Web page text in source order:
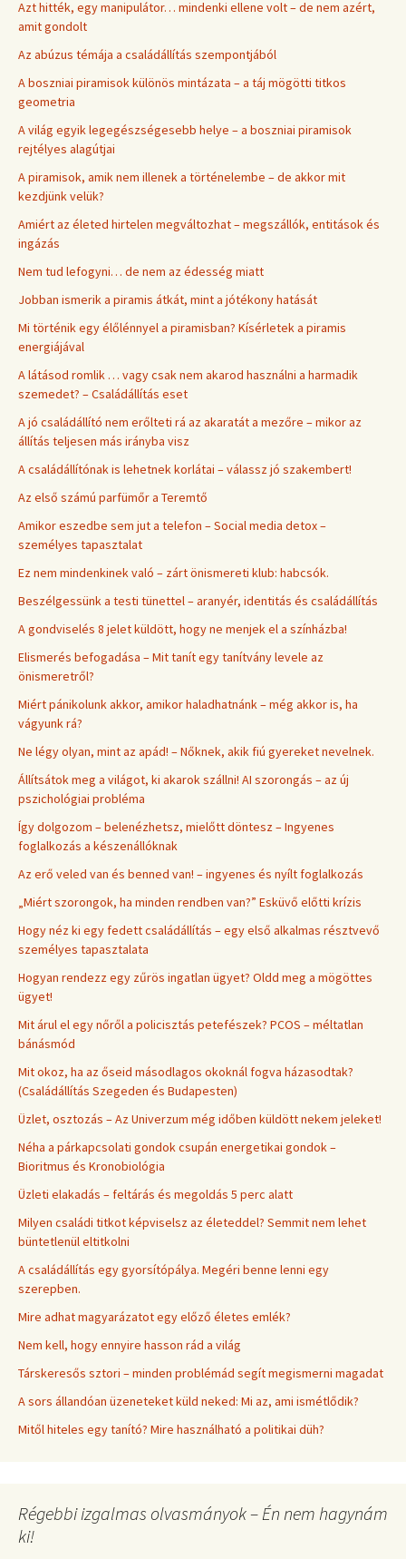
Azt hitték, egy manipulátor… mindenki ellene volt – de nem azért,
amit gondolt
Az abúzus témája a családállítás szempontjából
A boszniai piramisok különös mintázata – a táj mögötti titkos
geometria
A világ egyik legegészségesebb helye – a boszniai piramisok
rejtélyes alagútjai
A piramisok, amik nem illenek a történelembe – de akkor mit
kezdjünk velük?
Amiért az életed hirtelen megváltozhat – megszállók, entitások és
ingázás
Nem tud lefogyni… de nem az édesség miatt
Jobban ismerik a piramis átkát, mint a jótékony hatását
Mi történik egy élőlénnyel a piramisban? Kísérletek a piramis
energiájával
A látásod romlik … vagy csak nem akarod használni a harmadik
szemedet? – Családállítás eset
A jó családállító nem erőlteti rá az akaratát a mezőre – mikor az
állítás teljesen más irányba visz
A családállítónak is lehetnek korlátai – válassz jó szakembert!
Az első számú parfümőr a Teremtő
Amikor eszedbe sem jut a telefon – Social media detox –
személyes tapasztalat
Ez nem mindenkinek való – zárt önismereti klub: habcsók.
Beszélgessünk a testi tünettel – aranyér, identitás és családállítás
A gondviselés 8 jelet küldött, hogy ne menjek el a színházba!
Elismerés befogadása – Mit tanít egy tanítvány levele az
önismeretről?
Miért pánikolunk akkor, amikor haladhatnánk – még akkor is, ha
vágyunk rá?
Ne légy olyan, mint az apád! – Nőknek, akik fiú gyereket nevelnek.
Állítsátok meg a világot, ki akarok szállni! AI szorongás – az új
pszichológiai probléma
Így dolgozom – belenézhetsz, mielőtt döntesz – Ingyenes
foglalkozás a készenállóknak
Az erő veled van és benned van! – ingyenes és nyílt foglalkozás
„Miért szorongok, ha minden rendben van?” Esküvő előtti krízis
Hogy néz ki egy fedett családállítás – egy első alkalmas résztvevő
személyes tapasztalata
Hogyan rendezz egy zűrös ingatlan ügyet? Oldd meg a mögöttes
ügyet!
Mit árul el egy nőről a policisztás petefészek? PCOS – méltatlan
bánásmód
Mit okoz, ha az őseid másodlagos okoknál fogva házasodtak?
(Családállítás Szegeden és Budapesten)
Üzlet, osztozás – Az Univerzum még időben küldött nekem jeleket!
Néha a párkapcsolati gondok csupán energetikai gondok –
Bioritmus és Kronobiológia
Üzleti elakadás – feltárás és megoldás 5 perc alatt
Milyen családi titkot képviselsz az életeddel? Semmit nem lehet
büntetlenül eltitkolni
A családállítás egy gyorsítópálya. Megéri benne lenni egy
szerepben.
Mire adhat magyarázatot egy előző életes emlék?
Nem kell, hogy ennyire hasson rád a világ
Társkeresős sztori – minden problémád segít megismerni magadat
A sors állandóan üzeneteket küld neked: Mi az, ami ismétlődik?
Mitől hiteles egy tanító? Mire használható a politikai düh?
Régebbi izgalmas olvasmányok – Én nem hagynám
ki!